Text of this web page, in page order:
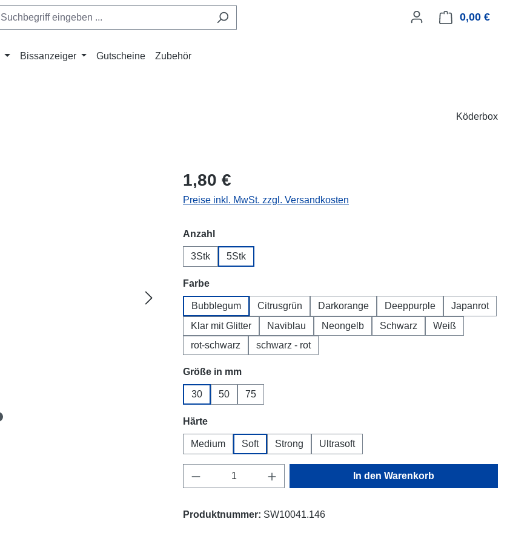
0,00 €
Bissanzeiger Gutscheine Zubehör
Köderbox
1,80 €
Preise inkl. MwSt. zzgl. Versandkosten
Anzahl auswählen
3Stk 5Stk
Farbeauswählen
Bubblegum Citrusgrün Darkorange Deeppurple
Japanrot
Klar mit Glitter
Naviblau Neongelb Schwarz
Weiß
rot-schwarz
schwarz - rot
Größe in mmauswählen
30 50 75
Härteauswählen
Medium Soft Strong Ultrasoft
Produkt Anzahl: Gib den gewünschten Wert ein
In den Warenkorb
Produktnummer: SW10041.146